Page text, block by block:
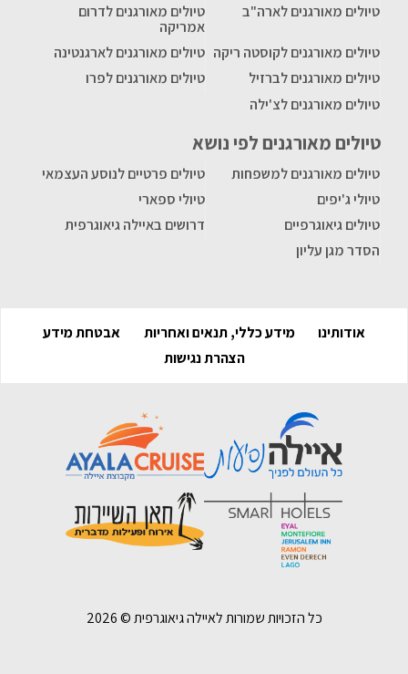
טיולים מאורגנים לארה"ב
טיולים מאורגנים לדרום
אמריקה
טיולים מאורגנים לקוסטה ריקה טיולים מאורגנים לארגנטינה
טיולים מאורגנים לברזיל
טיולים מאורגנים לפרו
טיולים מאורגנים לצ'ילה
טיולים מאורגנים לפי נושא
טיולים מאורגנים למשפחות
טיולים פרטיים לנוסע העצמאי
טיולי ג'יפים
טיולי ספארי
טיולים גיאוגרפיים
דרושים באיילה גיאוגרפית
הסדר מגן עליון
אודותינו מידע כללי, תנאים ואחריות
אבטחת מידע
הצהרת נגישות
כל הזכויות שמורות לאיילה גיאוגרפית ©2026